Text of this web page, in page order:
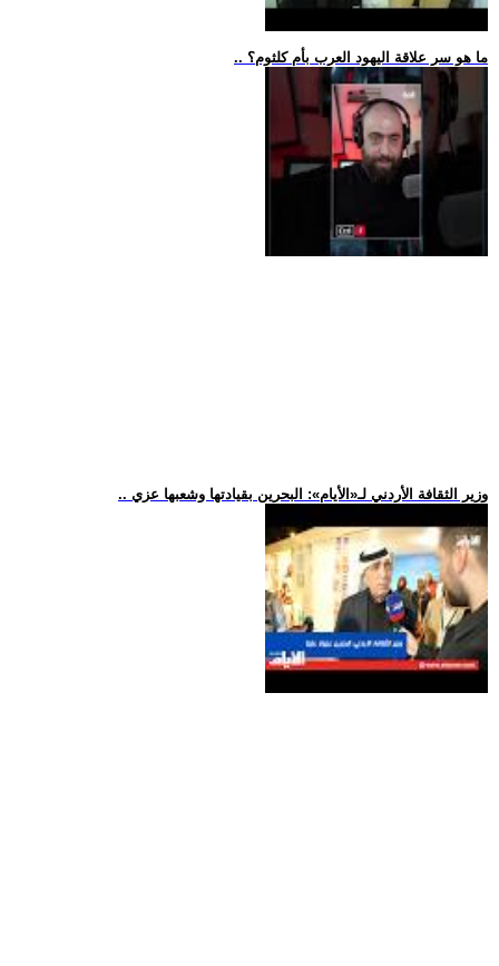
.. ما هو سر علاقة اليهود العرب بأم كلثوم؟
.. وزير الثقافة الأردني لـ«الأيام»: البحرين بقيادتها وشعبها عزي